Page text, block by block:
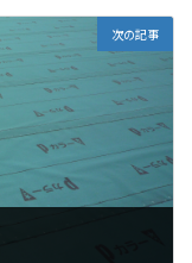
次の記事